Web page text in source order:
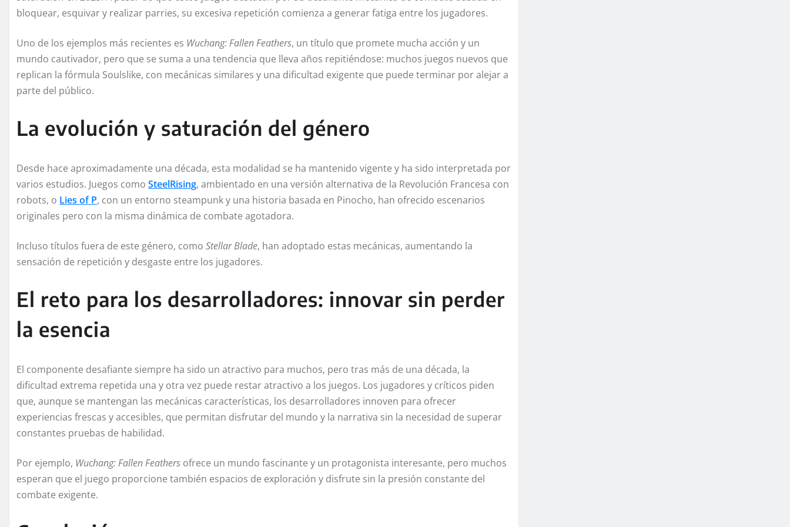
bloquear, esquivar y realizar parries, su excesiva repetición comienza a generar fatiga entre los jugadores.
Uno de los ejemplos más recientes es Wuchang: Fallen Feathers, un título que promete mucha acción y un
mundo cautivador, pero que se suma a una tendencia que lleva años repitiéndose: muchos juegos nuevos que
replican la fórmula Soulslike, con mecánicas similares y una dificultad exigente que puede terminar por alejar a
parte del público.
La evolución y saturación del género
Desde hace aproximadamente una década, esta modalidad se ha mantenido vigente y ha sido interpretada por
varios estudios. Juegos como SteelRising, ambientado en una versión alternativa de la Revolución Francesa con
robots, o Lies of P, con un entorno steampunk y una historia basada en Pinocho, han ofrecido escenarios
originales pero con la misma dinámica de combate agotadora.
Incluso títulos fuera de este género, como Stellar Blade, han adoptado estas mecánicas, aumentando la
sensación de repetición y desgaste entre los jugadores.
El reto para los desarrolladores: innovar sin perder
la esencia
El componente desafiante siempre ha sido un atractivo para muchos, pero tras más de una década, la
dificultad extrema repetida una y otra vez puede restar atractivo a los juegos. Los jugadores y críticos piden
que, aunque se mantengan las mecánicas características, los desarrolladores innoven para ofrecer
experiencias frescas y accesibles, que permitan disfrutar del mundo y la narrativa sin la necesidad de superar
constantes pruebas de habilidad.
Por ejemplo, Wuchang: Fallen Feathers ofrece un mundo fascinante y un protagonista interesante, pero muchos
esperan que el juego proporcione también espacios de exploración y disfrute sin la presión constante del
combate exigente.